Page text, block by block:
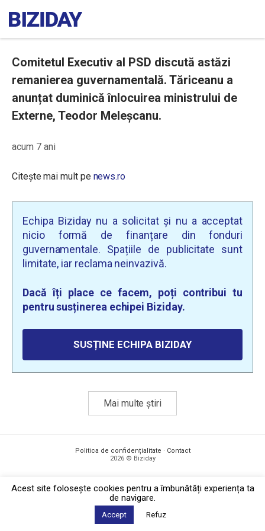
Comitetul Executiv al PSD discută astăzi
remanierea guvernamentală. Tăriceanu a
anunțat duminică înlocuirea ministrului de
Externe, Teodor Meleșcanu.
acum 7 ani
Citește mai mult pe news.ro
Echipa Biziday nu a solicitat și nu a acceptat
nicio formă de finanțare din fonduri
guvernamentale. Spațiile de publicitate sunt
limitate, iar reclama neinvazivă.
Dacă îți place ce facem, poți contribui tu
pentru susținerea echipei Biziday.
SUSȚINE ECHIPA BIZIDAY
Mai multe știri
Politica de confidențialitate · Contact
2026 © Biziday
Acest site foloseşte cookies pentru a îmbunătăți experiența ta
de navigare.
Accept Refuz